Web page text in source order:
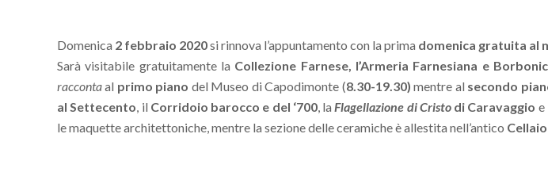
Domenica 2 febbraio 2020si rinnova l’appuntamento con la prima domenica gratuita al
Sarà visitabile gratuitamente la Collezione Farnese, l’Armeria Farnesiana e
raccontaal primo piano del Museo di Capodimonte (8.30-19.30) mentre al secondo
al Settecento, il Corridoio barocco e del ‘700, laFlagellazione di Cristodi Caravaggio e
le maquette architettoniche, mentre la sezione delle ceramiche è allestita nell’antico Cellaio